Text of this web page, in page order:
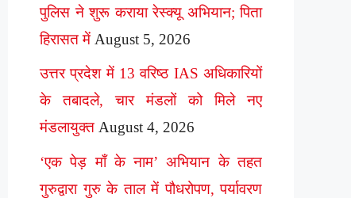
पुलिस ने शुरू कराया रेस्क्यू अभियान; पिता
हिरासत में August 5, 2026
उत्तर प्रदेश में 13 वरिष्ठ IAS अधिकारियों
के तबादले, चार मंडलों को मिले नए
मंडलायुक्त August 4, 2026
‘एक पेड़ माँ के नाम’ अभियान के तहत
गुरुद्वारा गुरु के ताल में पौधरोपण, पर्यावरण